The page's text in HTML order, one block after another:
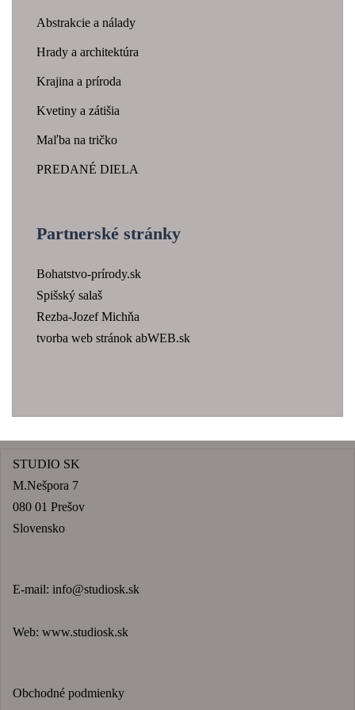
Abstrakcie a nálady
Hrady a architektúra
Krajina a príroda
Kvetiny a zátišia
Maľba na tričko
PREDANÉ DIELA
Partnerské stránky
Bohatstvo-prírody.sk
Spišský salaš
Rezba-Jozef Michňa
tvorba web stránok abWEB.sk
STUDIO SK
M.Nešpora 7
080 01 Prešov
Slovensko
E-mail: info@studiosk.sk
Web: www.studiosk.sk
Obchodné podmienky